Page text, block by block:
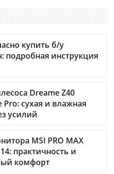
купить б/у
подробная инструкция
Dreame Z40
Pro: сухая и влажная
усилий
MSI PRO MAX
практичность и
комфорт